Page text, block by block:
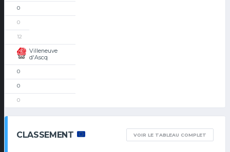
0
0
12
Villeneuve
d'Ascq
0
0
0
CLASSEMENT VOIR LE TABLEAU COMPLET